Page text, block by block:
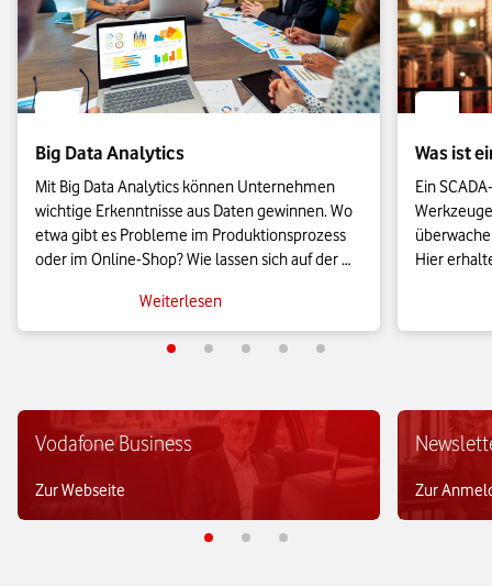
Big Data Analytics
Mit Big Data Analytics können Unternehmen
wichtige Erkenntnisse aus Daten gewinnen. Wo
etwa gibt es Probleme im Produktionsprozess
oder im Online-Shop? Wie lassen sich auf der
Diese und weitere Fragen beantworten Big-
Data-Analyseverfahren.
Weiterlesen
Was ist
Ein
Hier
Vodafone Business
Zur Webseite Zur